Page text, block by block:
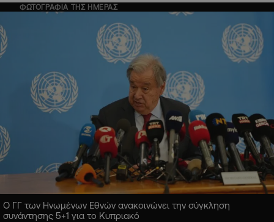
ΦΩΤΟΓΡΑΦΙΑ ΤΗΣ ΗΜΕΡΑΣ
Ο ΓΓ των Ηνωμένων Εθνών ανακοινώνει την σύγκληση
συνάντησης 5+1 για το Κυπριακό